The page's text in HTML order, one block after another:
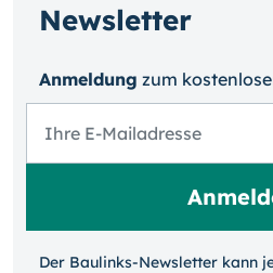
Newsletter
Anmeldung zum
Der Baulinks-Newsletter kann